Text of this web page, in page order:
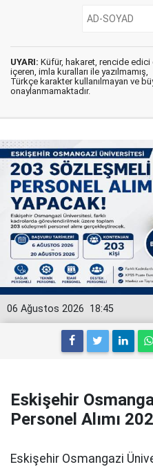
UYARI: Küfür, hakaret, rencide edici
içeren, imla kuralları ile yazılmamış,
Türkçe karakter kullanılmayan ve
onaylanmamaktadır.
18:45
06 Ağustos 2026
Eskişehir
Personel Alımı
Eskişehir Osmangazi